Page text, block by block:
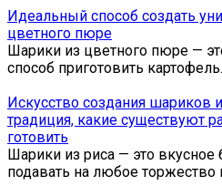
Идеальный способ создать
цветного пюре
Шарики из цветного пюре —
способ приготовить
Искусство создания шариков
традиция, какие существуют
готовить
Шарики из риса — это
подавать на любое торжество